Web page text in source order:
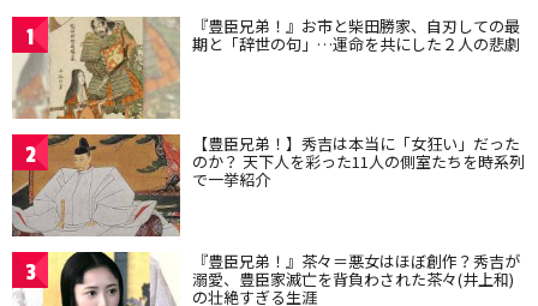
1 『豊臣兄弟！』お市と柴田勝家、自刃しての最
期と「辞世の句」…運命を共にした２人の悲劇
2 【豊臣兄弟！】秀吉は本当に「女狂い」だった
のか？ 天下人を彩った11人の側室たちを時系列
で一挙紹介
3 『豊臣兄弟！』茶々＝悪女はほぼ創作？秀吉が
溺愛、豊臣家滅亡を背負わされた茶々(井上和)
の壮絶すぎる生涯